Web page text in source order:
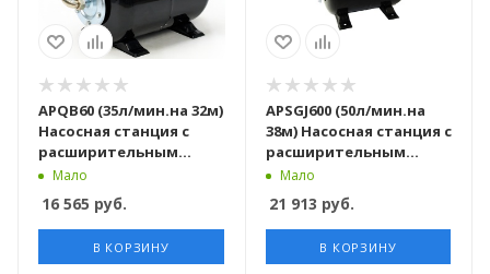
APQB60 (35л/мин.на 32м)
Насосная станция c
расширительным
баком
Мало
16 565 руб.
В КОРЗИНУ
APSGJ600 (50л/мин.на
38м) Насосная станция c
расширительным
баком
Мало
21 913 руб.
В КОРЗИНУ